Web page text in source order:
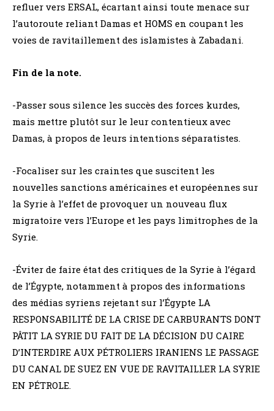
refluer vers ERSAL, écartant ainsi toute menace sur
l’autoroute reliant Damas et HOMS en coupant les
voies de ravitaillement des islamistes à Zabadani.
Fin de la note.
-Passer sous silence les succès des forces kurdes,
mais mettre plutôt sur le leur contentieux avec
Damas, à propos de leurs intentions séparatistes.
-Focaliser sur les craintes que suscitent les
nouvelles sanctions américaines et européennes sur
la Syrie à l’effet de provoquer un nouveau flux
migratoire vers l’Europe et les pays limitrophes de la
Syrie.
-Éviter de faire état des critiques de la Syrie à l’égard
de l’Égypte, notamment à propos des informations
des médias syriens rejetant sur l’Égypte LA
RESPONSABILITÉ DE LA CRISE DE CARBURANTS DONT
PÂTIT LA SYRIE DU FAIT DE LA DÉCISION DU CAIRE
D’INTERDIRE AUX PÉTROLIERS IRANIENS LE PASSAGE
DU CANAL DE SUEZ EN VUE DE RAVITAILLER LA SYRIE
EN PÉTROLE.